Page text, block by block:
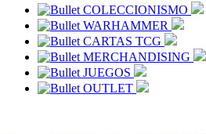
COLECCIONISMO
WARHAMMER
CARTAS TCG
MERCHANDISING
JUEGOS
OUTLET